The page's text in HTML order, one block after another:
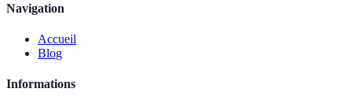
Navigation
Accueil
Blog
Informations